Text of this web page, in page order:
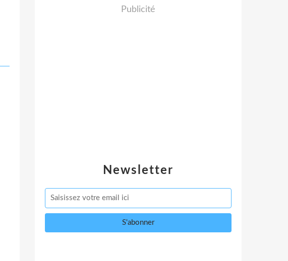
Newsletter
Publicité